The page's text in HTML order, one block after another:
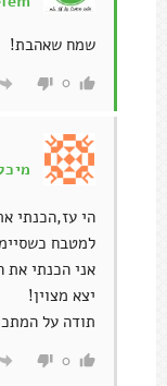
שמח שאהבת!
0
הי עז,הכנתי
למטבח
אני הכנתי
יצא מצוין!
תודה על
0